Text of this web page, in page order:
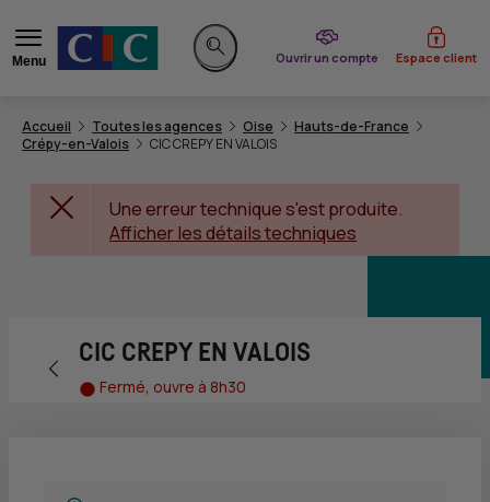
Menu
Rechercher sur le site
Ouvrir un compte
du CIC Espace client
Accueil Toutes les agences Oise
Hauts-de-France
Crépy-en-Valois
CIC CREPY EN VALOIS
Une erreur technique s'est produite.
Afficher les détails techniques
Retour vers la page précédente
CIC CREPY EN VALOIS
Fermé, ouvre à 8h30